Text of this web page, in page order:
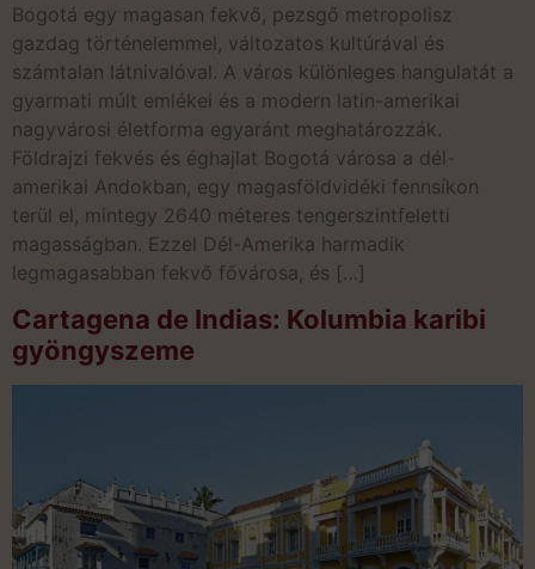
Bogotá egy magasan fekvő, pezsgő metropolisz
gazdag történelemmel, változatos kultúrával és
számtalan látnivalóval. A város különleges hangulatát a
gyarmati múlt emlékei és a modern latin-amerikai
nagyvárosi életforma egyaránt meghatározzák.
Földrajzi fekvés és éghajlat Bogotá városa a dél-
amerikai Andokban, egy magasföldvidéki fennsíkon
terül el, mintegy 2640 méteres tengerszintfeletti
magasságban. Ezzel Dél-Amerika harmadik
legmagasabban fekvő fővárosa, és […]
Cartagena de Indias: Kolumbia karibi
gyöngyszeme